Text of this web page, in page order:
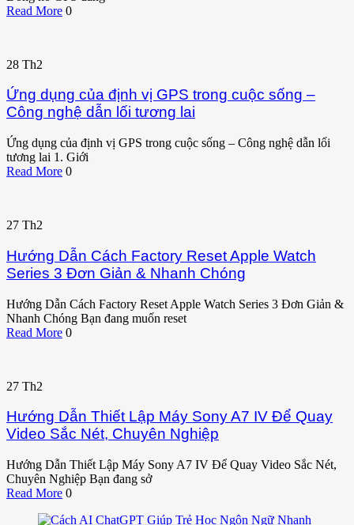
Read More 0
28 Th2
Ứng dụng của định vị GPS trong cuộc sống –
Công nghệ dẫn lối tương lai
Ứng dụng của định vị GPS trong cuộc sống – Công nghệ dẫn lối
tương lai 1. Giới
Read More 0
27 Th2
Hướng Dẫn Cách Factory Reset Apple Watch
Series 3 Đơn Giản & Nhanh Chóng
Hướng Dẫn Cách Factory Reset Apple Watch Series 3 Đơn Giản &
Nhanh Chóng Bạn đang muốn reset
Read More 0
27 Th2
Hướng Dẫn Thiết Lập Máy Sony A7 IV Để Quay
Video Sắc Nét, Chuyên Nghiệp
Hướng Dẫn Thiết Lập Máy Sony A7 IV Để Quay Video Sắc Nét,
Chuyên Nghiệp Bạn đang sở
Read More 0